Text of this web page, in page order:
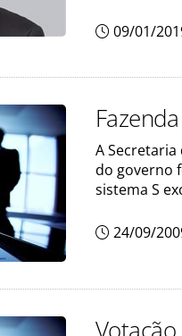
09/01/
A
do governo
sistema S
24/09/